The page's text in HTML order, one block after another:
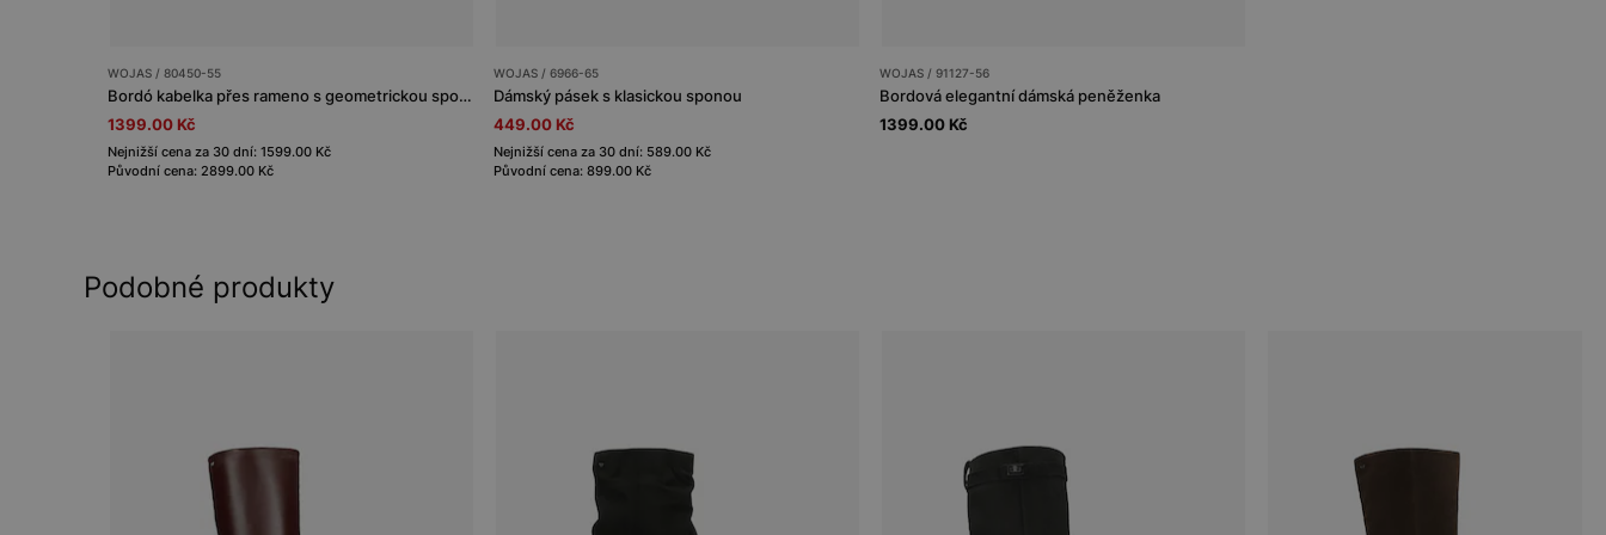
WOJAS / 80450-55
Bordó kabelka přes rameno s geometrickou sponou
1399.00 Kč
Nejnižší cena za 30 dní: 1599.00 Kč
Původní cena: 2899.00 Kč
WOJAS / 6966-65
Dámský pásek s klasickou sponou
449.00 Kč
Nejnižší cena za 30 dní: 589.00 Kč
Původní cena: 899.00 Kč
WOJAS / 91127-56
Bordová elegantní dámská peněženka
1399.00 Kč
Podobné produkty